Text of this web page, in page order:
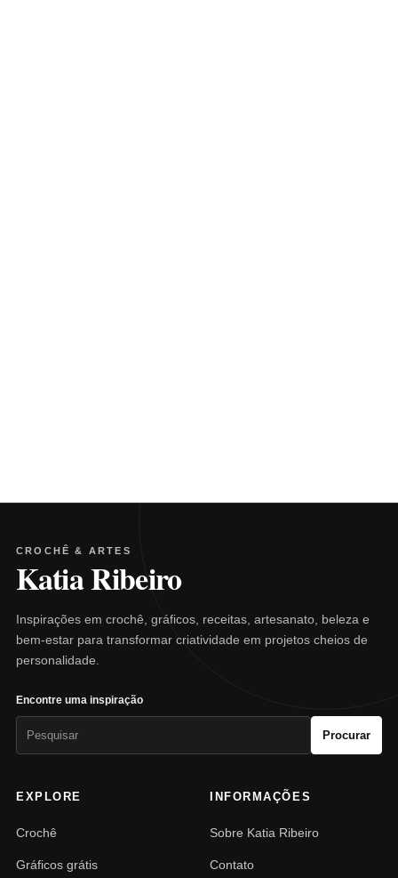
CROCHÊ & ARTES
Katia Ribeiro
Inspirações em crochê, gráficos, receitas, artesanato, beleza e
bem-estar para transformar criatividade em projetos cheios de
personalidade.
Encontre uma inspiração
Procurar
EXPLORE
Crochê
Gráficos grátis
INFORMAÇÕES
Sobre Katia Ribeiro
Contato